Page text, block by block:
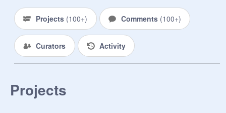
ん。他にも旧合衆国時代には発見、
利用されなかった新資源の発見と利
用や古生物関連の観光資源の増加に
よる観光業に関係した産業が栄えて
いる。
通貨はディノスで、
1ディノス1円。
Projects (100+) Comments (100+)
Curators Activity
Projects